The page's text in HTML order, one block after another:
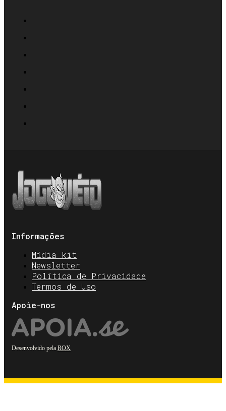
Informações
Mídia kit
Newsletter
Política de Privacidade
Termos de Uso
Apoie-nos
Desenvolvido pela ROX